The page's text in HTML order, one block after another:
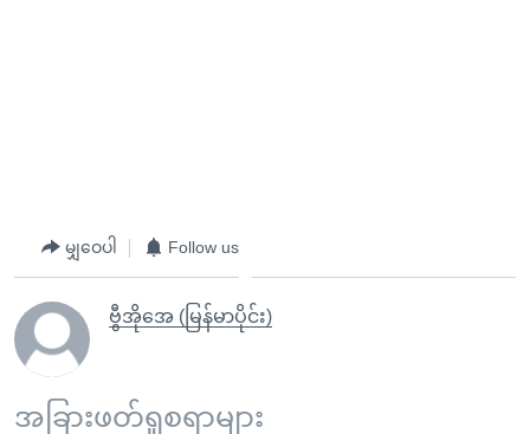
မျှဝေပါ Follow us
ဗွီအိုအေ (မြန်မာပိုင်း)
အခြားဖတ်ရှုစရာများ